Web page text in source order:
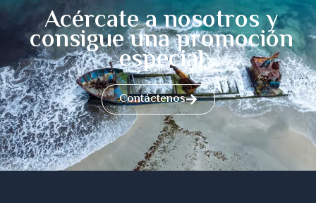
Acércate a nosotros y
consigue una promoción
especial
Contáctenos